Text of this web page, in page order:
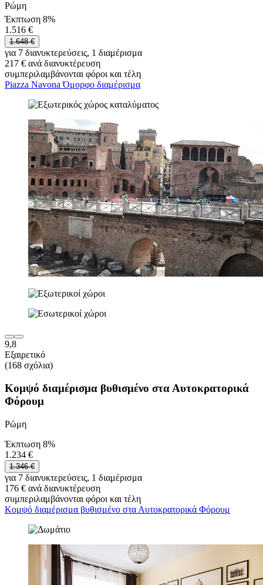
Ρώμη
Έκπτωση 8%
1.516 €
1.648 €
για 7 διανυκτερεύσεις, 1 διαμέρισμα
217 € ανά διανυκτέρευση
συμπεριλαμβάνονται φόροι και τέλη
Piazza Navona Όμορφο διαμέρισμα
9,8
Εξαιρετικό
(168 σχόλια)
Κομψό διαμέρισμα βυθισμένο στα Αυτοκρατορικά
Φόρουμ
Ρώμη
Έκπτωση 8%
1.234 €
1.346 €
για 7 διανυκτερεύσεις, 1 διαμέρισμα
176 € ανά διανυκτέρευση
συμπεριλαμβάνονται φόροι και τέλη
Κομψό διαμέρισμα βυθισμένο στα Αυτοκρατορικά Φόρουμ